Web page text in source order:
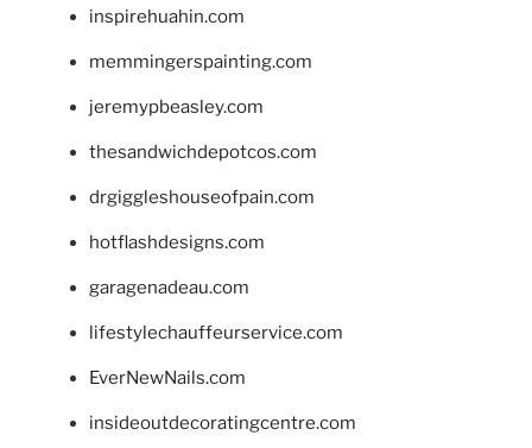
inspirehuahin.com
memmingerspainting.com
jeremypbeasley.com
thesandwichdepotcos.com
drgiggleshouseofpain.com
hotflashdesigns.com
garagenadeau.com
lifestylechauffeurservice.com
EverNewNails.com
insideoutdecoratingcentre.com